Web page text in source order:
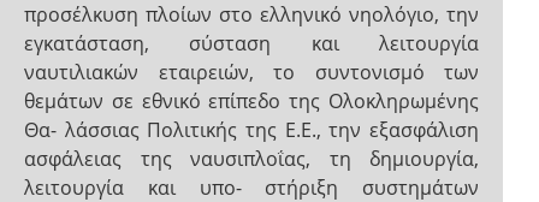
προσέλκυση πλοίων στο ελληνικό νηολόγιο, την
εγκατάσταση, σύσταση και λειτουργία
ναυτιλιακών εταιρειών, το συντονισμό των
θεμάτων σε εθνικό επίπεδο της Ολοκληρωμένης
Θα- λάσσιας Πολιτικής της Ε.Ε., την εξασφάλιση
ασφάλειας της ναυσιπλοΐας, τη δημιουργία,
λειτουργία και υπο- στήριξη συστημάτων